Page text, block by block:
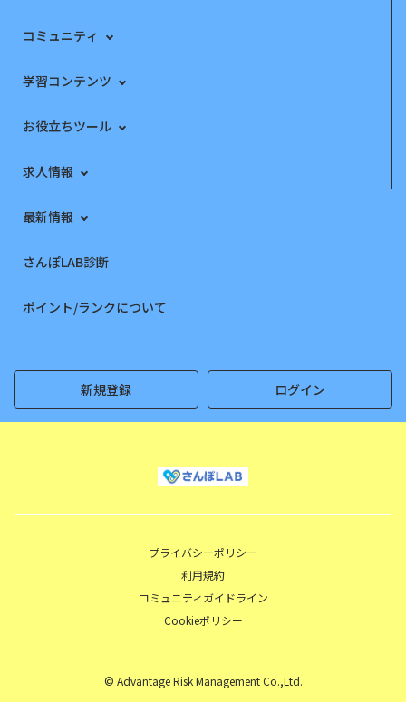
コミュニティ
学習コンテンツ
お役立ちツール
求人情報
最新情報
さんぽLAB診断
ポイント/ランクについて
新規登録 ログイン
プライバシーポリシー
利用規約
コミュニティガイドライン
Cookieポリシー
© Advantage Risk Management Co.,Ltd.